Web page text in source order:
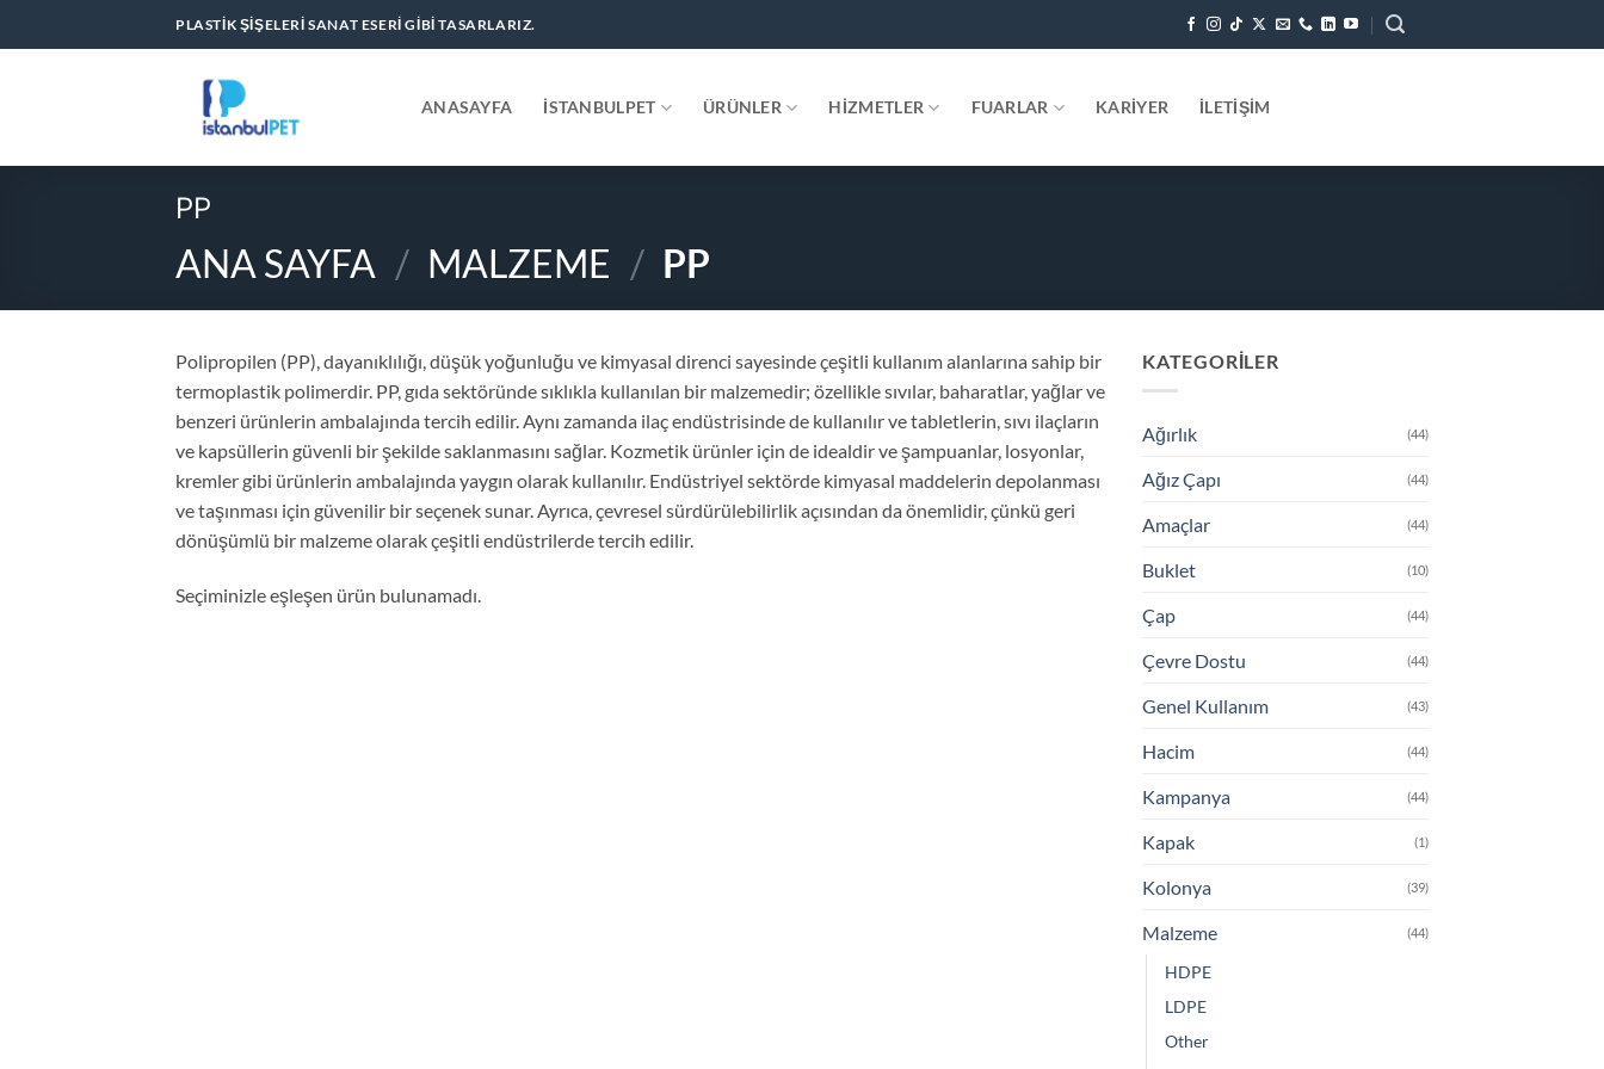
atla
PLASTIK ŞIŞELERI SANAT ESERI GIBI TASARLARIZ.
ANASAYFA İSTANBULPET ÜRÜNLER HIZMETLER FUARLAR KARIYER İLETIŞIM
PP
ANA SAYFA / MALZEME / PP
Polipropilen (PP), dayanıklılığı, düşük yoğunluğu ve kimyasal direnci sayesinde çeşitli kullanım alanlarına sahip bir
termoplastik polimerdir. PP, gıda sektöründe sıklıkla kullanılan bir malzemedir; özellikle sıvılar, baharatlar, yağlar ve
benzeri ürünlerin ambalajında tercih edilir. Aynı zamanda ilaç endüstrisinde de kullanılır ve tabletlerin, sıvı ilaçların
ve kapsüllerin güvenli bir şekilde saklanmasını sağlar. Kozmetik ürünler için de idealdir ve şampuanlar, losyonlar,
kremler gibi ürünlerin ambalajında yaygın olarak kullanılır. Endüstriyel sektörde kimyasal maddelerin depolanması
ve taşınması için güvenilir bir seçenek sunar. Ayrıca, çevresel sürdürülebilirlik açısından da önemlidir, çünkü geri
dönüşümlü bir malzeme olarak çeşitli endüstrilerde tercih edilir.
Seçiminizle eşleşen ürün bulunamadı.
KATEGORILER
Ağırlık (44)
Ağız Çapı (44)
Amaçlar (44)
Buklet (10)
Çap (44)
Çevre Dostu (44)
Genel Kullanım (43)
Hacim (44)
Kampanya (44)
Kapak (1)
Kolonya (39)
Malzeme (44)
HDPE
LDPE
Other